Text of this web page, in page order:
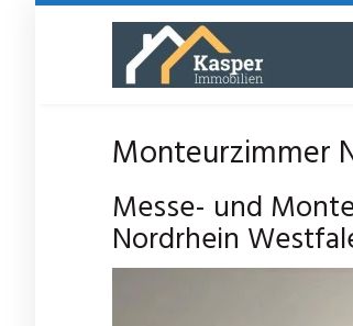
Monteurzimmer
Messe- und
Nordrhein